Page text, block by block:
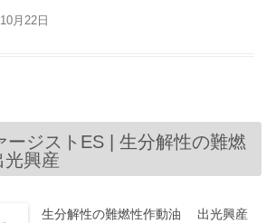
月22日
ージストES | 生分解性の難燃
光興産
生分解性の難燃性作動油 出光興産